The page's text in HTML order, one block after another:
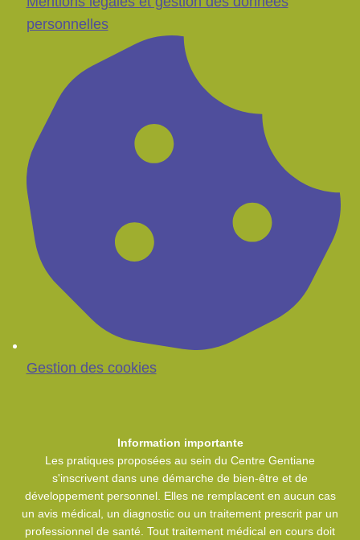
personnelles
Gestion des cookies
Information importante
Les pratiques proposées au sein du Centre Gentiane
s'inscrivent dans une démarche de bien-être et de
développement personnel. Elles ne remplacent en aucun cas
un avis médical, un diagnostic ou un traitement prescrit par un
professionnel de santé. Tout traitement médical en cours doit